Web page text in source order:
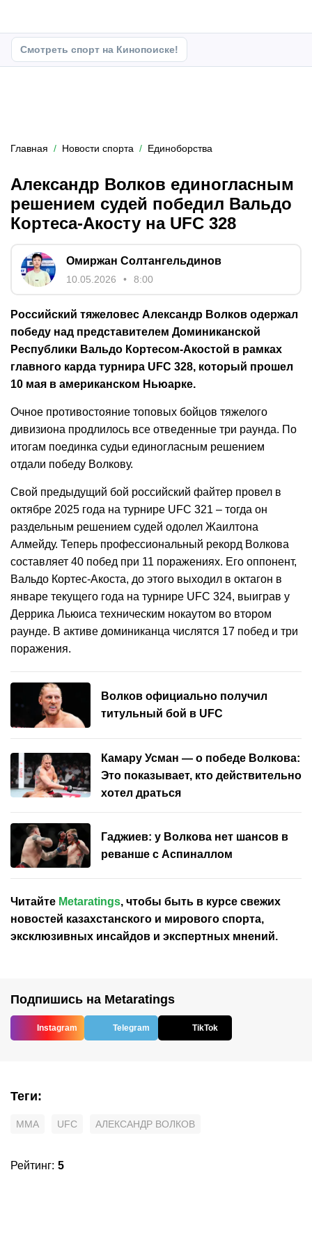
Смотреть спорт на Кинопоиске!
Главная Новости спорта Единоборства
Александр Волков единогласным
решением судей победил Вальдо
Кортеса-Акосту на UFC 328
Омиржан Солтангельдинов
10.05.2026 8:00
Российский тяжеловес Александр Волков одержал
победу над представителем Доминиканской
Республики Вальдо Кортесом-Акостой в рамках
главного карда турнира UFC 328, который прошел
10 мая в американском Ньюарке.
Очное противостояние топовых бойцов тяжелого
дивизиона продлилось все отведенные три раунда. По
итогам поединка судьи единогласным решением
отдали победу Волкову.
Свой предыдущий бой российский файтер провел в
октябре 2025 года на турнире UFC 321 – тогда он
раздельным решением судей одолел Жаилтона
Алмейду. Теперь профессиональный рекорд Волкова
составляет 40 побед при 11 поражениях. Его оппонент,
Вальдо Кортес-Акоста, до этого выходил в октагон в
январе текущего года на турнире UFC 324, выиграв у
Деррика Льюиса техническим нокаутом во втором
раунде. В активе доминиканца числятся 17 побед и три
поражения.
Волков официально получил
титульный бой в UFC
Камару Усман — о победе Волкова:
Это показывает, кто действительно
хотел драться
Гаджиев: у Волкова нет шансов в
реванше с Аспиналлом
Читайте Metaratings, чтобы быть в курсе свежих
новостей казахстанского и мирового спорта,
эксклюзивных инсайдов и экспертных мнений.
Подпишись на Metaratings
Instagram Telegram TikTok
Теги:
MMA UFC АЛЕКСАНДР ВОЛКОВ
Рейтинг: 5